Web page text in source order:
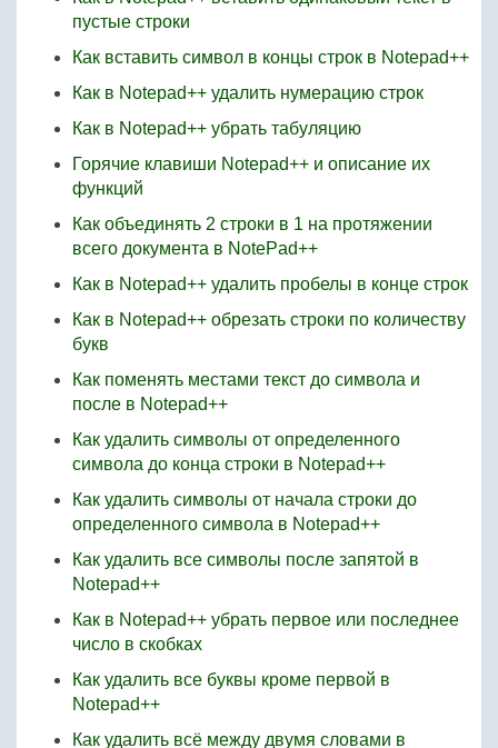
пустые строки
Как вставить символ в концы строк в Notepad++
Как в Notepad++ удалить нумерацию строк
Как в Notepad++ убрать табуляцию
Горячие клавиши Notepad++ и описание их
функций
Как объединять 2 строки в 1 на протяжении
всего документа в NotePad++
Как в Notepad++ удалить пробелы в конце строк
Как в Notepad++ обрезать строки по количеству
букв
Как поменять местами текст до символа и
после в Notepad++
Как удалить символы от определенного
символа до конца строки в Notepad++
Как удалить символы от начала строки до
определенного символа в Notepad++
Как удалить все символы после запятой в
Notepad++
Как в Notepad++ убрать первое или последнее
число в скобках
Как удалить все буквы кроме первой в
Notepad++
Как удалить всё между двумя словами в